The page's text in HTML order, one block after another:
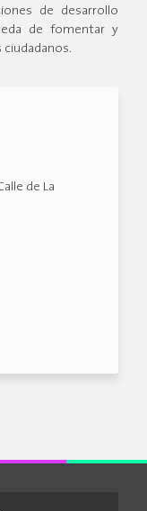
de desarrollo
de fomentar y
de La